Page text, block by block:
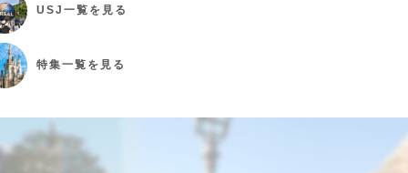
USJ 一覧を見る
特集一覧を見る